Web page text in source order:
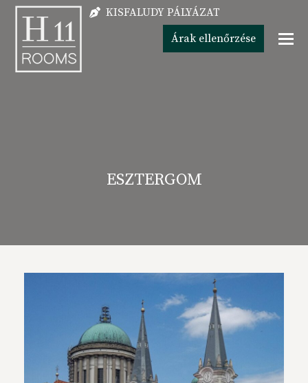
KISFALUDY PÁLYÁZAT
Árak ellenőrzése
ESZTERGOM